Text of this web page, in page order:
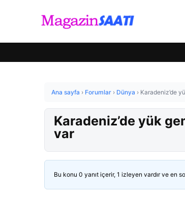
Ana sayfa › Forumlar › Dünya › Karadeniz’de
Karadeniz’de yük
var
Bu konu 0 yanıt içerir, 1 izleyen vardır ve en